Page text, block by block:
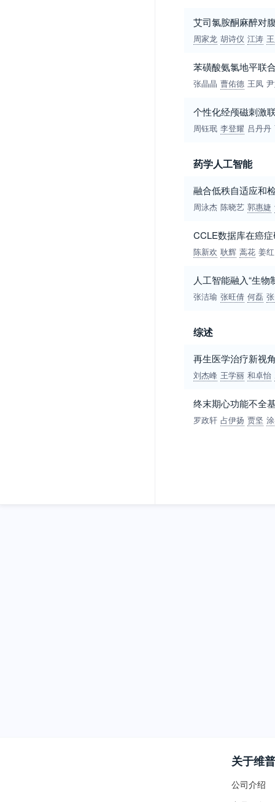
艾司氯胺酮麻醉对
周家龙 胡诗仪 江涛
苯磺酸氨氯地平联
张晶晶 曹佑德 王凤
个性化经颅磁刺激
周钰珉 李登耀 吕丹丹
药学人工智能
融合低秩自适应和
周泳杰 陈晓艺 郭惠婕
CCLE数据库在癌
陈新欢 耿辉 蒿花 姜红
人工智能融入“生
张洁瑜 张旺倩 何磊
综述
再生医学治疗新视
刘杰峰 王学丽 和卓怡
终末期心功能不全
罗政轩 占伊扬 贾坚
关于维普
公司介绍